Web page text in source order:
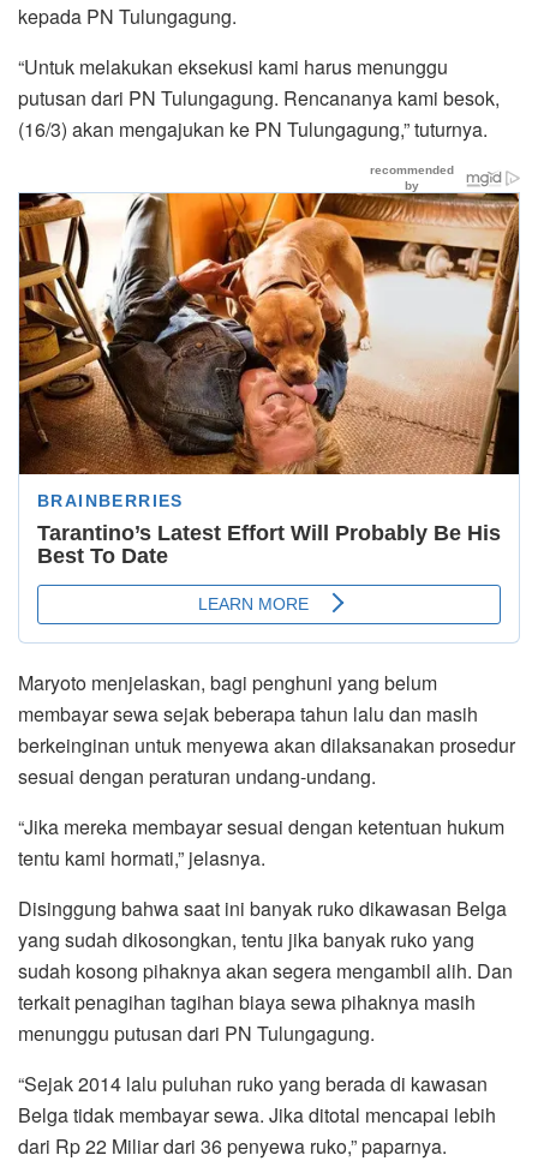
kepada PN Tulungagung.
“Untuk melakukan eksekusi kami harus menunggu
putusan dari PN Tulungagung. Rencananya kami besok,
(16/3) akan mengajukan ke PN Tulungagung,” tuturnya.
Maryoto menjelaskan, bagi penghuni yang belum
membayar sewa sejak beberapa tahun lalu dan masih
berkeinginan untuk menyewa akan dilaksanakan prosedur
sesuai dengan peraturan undang-undang.
“Jika mereka membayar sesuai dengan ketentuan hukum
tentu kami hormati,” jelasnya.
Disinggung bahwa saat ini banyak ruko dikawasan Belga
yang sudah dikosongkan, tentu jika banyak ruko yang
sudah kosong pihaknya akan segera mengambil alih. Dan
terkait penagihan tagihan biaya sewa pihaknya masih
menunggu putusan dari PN Tulungagung.
“Sejak 2014 lalu puluhan ruko yang berada di kawasan
Belga tidak membayar sewa. Jika ditotal mencapai lebih
dari Rp 22 Miliar dari 36 penyewa ruko,” paparnya.